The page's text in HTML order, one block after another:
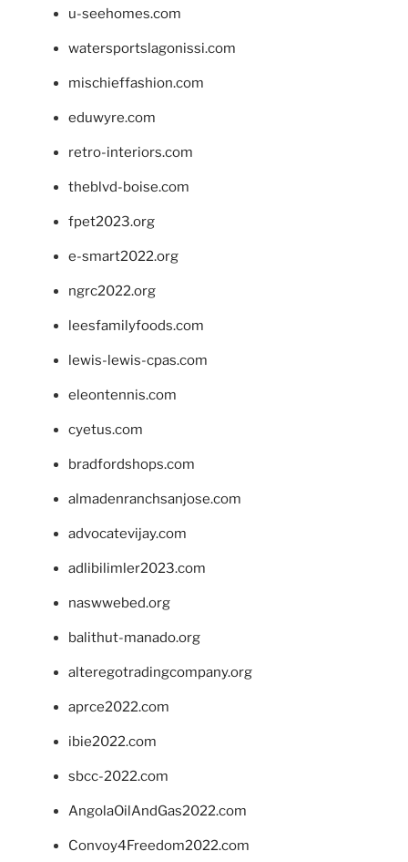
u-seehomes.com
watersportslagonissi.com
mischieffashion.com
eduwyre.com
retro-interiors.com
theblvd-boise.com
fpet2023.org
e-smart2022.org
ngrc2022.org
leesfamilyfoods.com
lewis-lewis-cpas.com
eleontennis.com
cyetus.com
bradfordshops.com
almadenranchsanjose.com
advocatevijay.com
adlibilimler2023.com
naswwebed.org
balithut-manado.org
alteregotradingcompany.org
aprce2022.com
ibie2022.com
sbcc-2022.com
AngolaOilAndGas2022.com
Convoy4Freedom2022.com